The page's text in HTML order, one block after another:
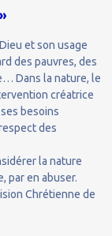
et son usage
des pauvres, des
Dans la nature, le
créatrice
besoins
des
la nature
par en abuser.
Chrétienne de